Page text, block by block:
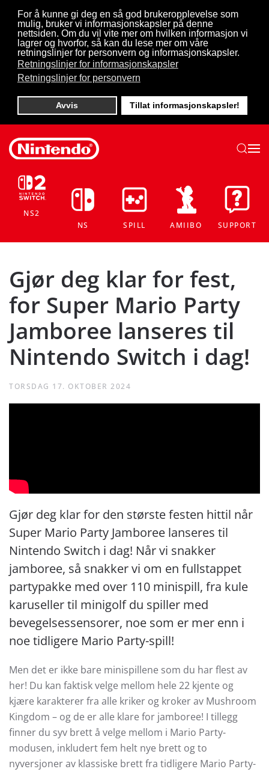
For å kunne gi deg en så god brukeropplevelse som
mulig, bruker vi informasjonskapsler på denne
nettsiden. Om du vil vite mer om hvilken informasjon vi
lagrer og hvorfor, så kan du lese mer om våre
retningslinjer for personvern og informasjonskapsler.
Retningslinjer for informasjonskapsler
Retningslinjer for personvern
Avvis Tillat informasjonskapsler!
Skip to main content
NS2
NS
SPILL AMIIBO SUPPORT
Gjør deg klar for fest,
for Super Mario Party
Jamboree lanseres til
Nintendo Switch i dag!
TORSDAG 17. OKTOBER 2024
Gjør deg klar for den største festen hittil når
Super Mario Party Jamboree lanseres til
Nintendo Switch i dag! Når vi snakker
jamboree, så snakker vi om en fullstappet
partypakke med over 110 minispill, fra kule
karuseller til minigolf du spiller med
bevegelsessensorer, noe som er mer enn i
noe tidligere Mario Party-spill!
Men det er ikke bare minispillene som du har flest av
her! Du kan faktisk velge mellom hele 22 kjente og
kjære karakterer fra alle kriker og kroker av Mushroom
Kingdom – og de er alle klare for jamboree! I tillegg
finner du syv brett å velge mellom i Mario Party-
modusen, inkludert fem helt nye brett og to
nyversjoner av klassiske brett fra tidligere Mario Party-